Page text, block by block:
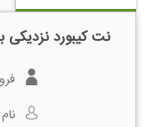
نت کیبورد نزدیکی